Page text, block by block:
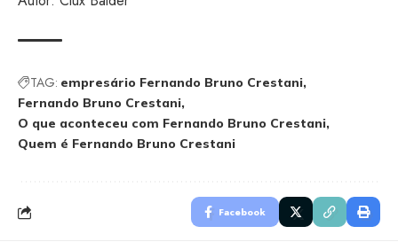
TAG: empresário Fernando Bruno Crestani
Fernando Bruno Crestani
O que aconteceu com Fernando Bruno Crestani
Quem é Fernando Bruno Crestani
Facebook